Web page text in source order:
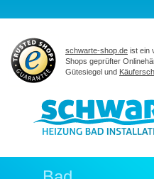
schwarte-shop.de ist ein
Shops geprüfter
Gütesiegel und